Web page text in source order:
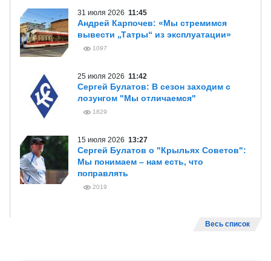
31 июля 2026 11:45
Андрей Карпочев: «Мы стремимся
вывести „Татры“ из эксплуатации»
1097
25 июля 2026 11:42
Сергей Булатов: В сезон заходим с
лозунгом "Мы отличаемся"
1829
15 июля 2026 13:27
Сергей Булатов о "Крыльях Советов":
Мы понимаем – нам есть, что
поправлять
2019
Весь список